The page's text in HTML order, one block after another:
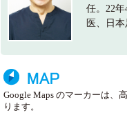
任。22
医、日
Google Maps のマーカーは、
ります。